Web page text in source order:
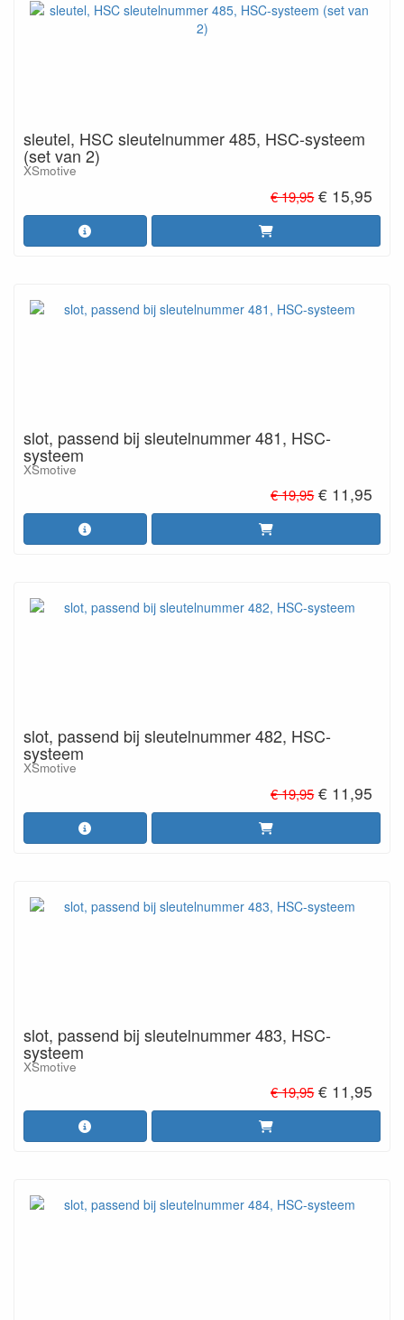
sleutel, HSC sleutelnummer 485, HSC-systeem
(set van 2)
XSmotive
€ 19,95 € 15,95
slot, passend bij sleutelnummer 481, HSC-
systeem
XSmotive
€ 19,95 € 11,95
slot, passend bij sleutelnummer 482, HSC-
systeem
XSmotive
€ 19,95 € 11,95
slot, passend bij sleutelnummer 483, HSC-
systeem
XSmotive
€ 19,95 € 11,95